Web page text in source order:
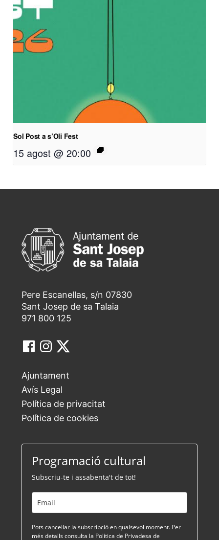
Sol Post a s’Oli Fest
15 agost @ 20:00
Pere Escanellas, s/n 07830
Sant Josep de sa Talaia
971 800 125
Ajuntament
Avís Legal
Política de privacitat
Política de cookies
Programació cultural
Subscriu-te i assabenta't de tot!
Pots cancel·lar la subscripció en qualsevol moment. Per
més detalls consulta la Política de Privadesa de